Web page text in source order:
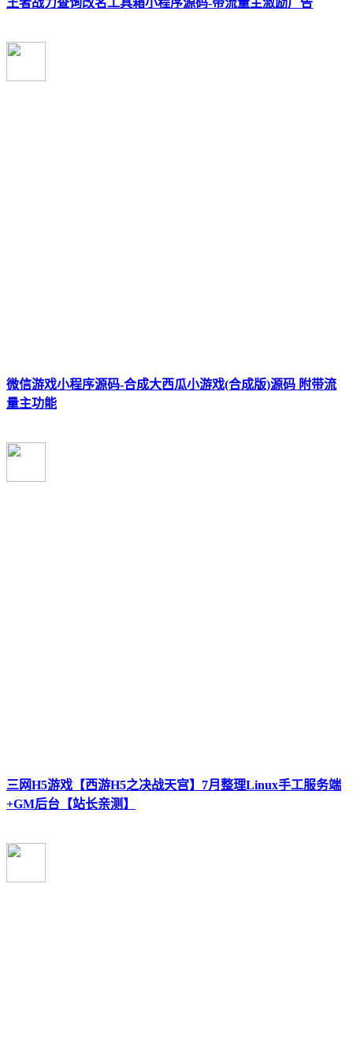
微信游戏小程序源码-合成大西瓜小游戏(合成版)源码 附带流
量主功能
三网H5游戏【西游H5之决战天宫】7月整理Linux手工服务端
+GM后台【站长亲测】